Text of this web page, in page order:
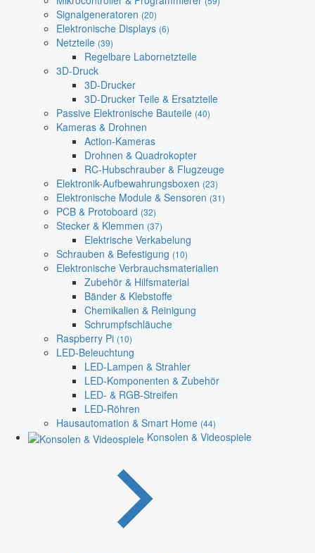
Signalgeneratoren (20)
Elektronische Displays (6)
Netzteile (39)
Regelbare Labornetzteile
3D-Druck
3D-Drucker
3D-Drucker Teile & Ersatzteile
Passive Elektronische Bauteile (40)
Kameras & Drohnen
Action-Kameras
Drohnen & Quadrokopter
RC-Hubschrauber & Flugzeuge
Elektronik-Aufbewahrungsboxen (23)
Elektronische Module & Sensoren (31)
PCB & Protoboard (32)
Stecker & Klemmen (37)
Elektrische Verkabelung
Schrauben & Befestigung (10)
Elektronische Verbrauchsmaterialien
Zubehör & Hilfsmaterial
Bänder & Klebstoffe
Chemikalien & Reinigung
Schrumpfschläuche
Raspberry Pi (10)
LED-Beleuchtung
LED-Lampen & Strahler
LED-Komponenten & Zubehör
LED- & RGB-Streifen
LED-Röhren
Hausautomation & Smart Home (44)
Konsolen & Videospiele